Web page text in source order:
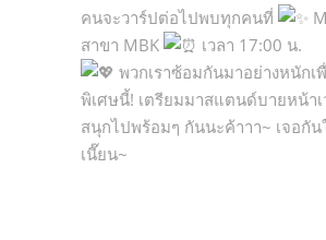
คนจะวาร์ปต่อไปพบทุกคนที่
สาขา MBK
เวลา 17:00 น.
พวกเราซ้อมกันมาอย่างหนักเ
พิเศษนี้! เตรียมมาสแตนด์บายหน้า
สนุกไปพร้อมๆ กันนะค้าาา~ เจอกัน
เนี๊ยน~